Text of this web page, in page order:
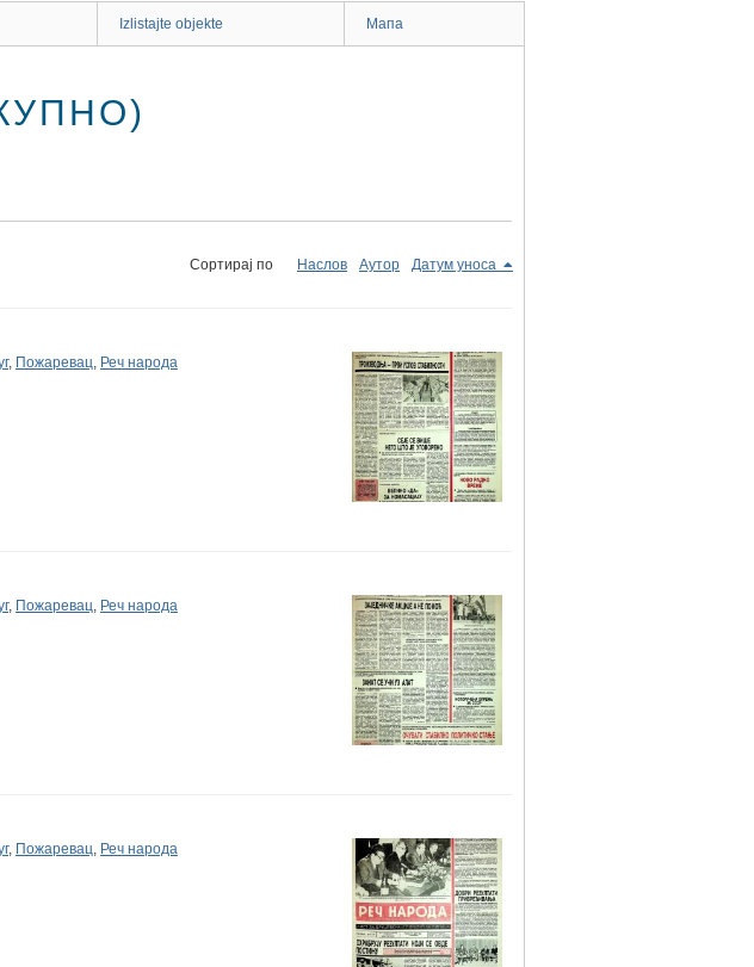
Izlistajte objekte Мапа
Сортирај по Наслов Аутор Датум уноса
, Пожаревац, Реч народа
, Пожаревац, Реч народа
, Пожаревац, Реч народа